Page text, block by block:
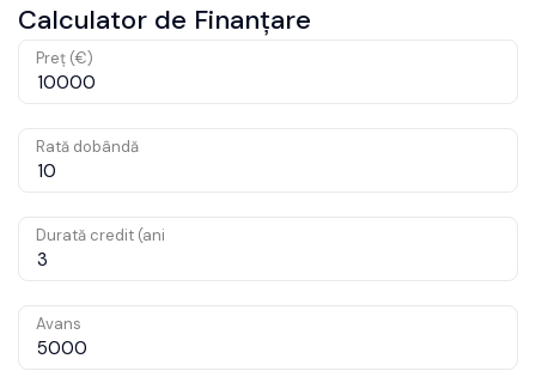
Calculator de Finanțare
Preț (€)
Rată dobândă
Durată credit (ani
Avans